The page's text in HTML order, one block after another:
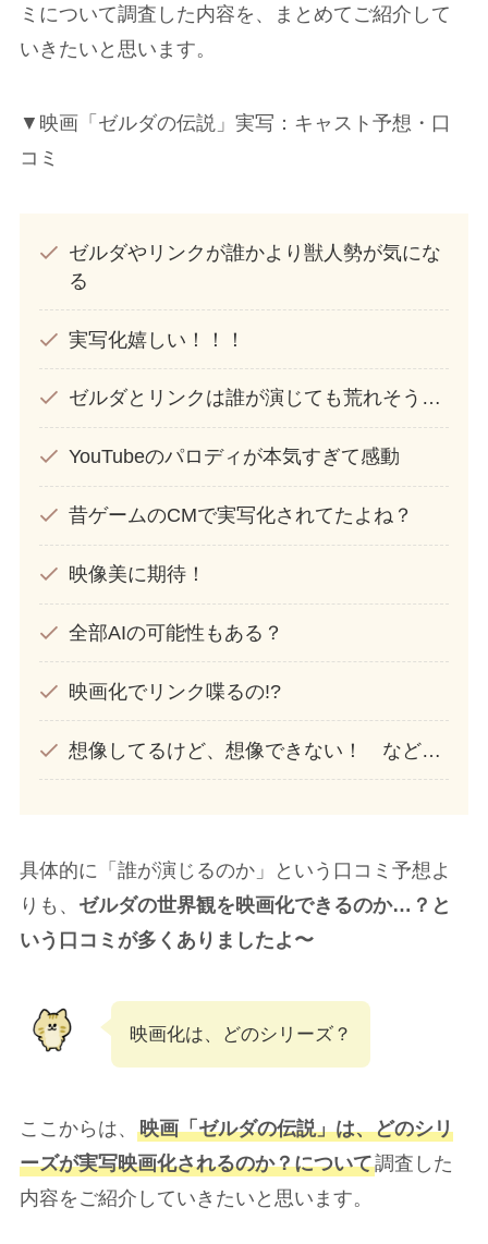
ミについて調査した内容を、まとめてご紹介して
いきたいと思います。
▼映画「ゼルダの伝説」実写：キャスト予想・口
コミ
ゼルダやリンクが誰かより獣人勢が気にな
る
実写化嬉しい！！！
ゼルダとリンクは誰が演じても荒れそう…
YouTubeのパロディが本気すぎて感動
昔ゲームのCMで実写化されてたよね？
映像美に期待！
全部AIの可能性もある？
映画化でリンク喋るの!?
想像してるけど、想像できない！ など…
具体的に「誰が演じるのか」という口コミ予想よ
りも、 ゼルダの世界観を映画化できるのか…？と
いう口コミが多くありましたよ〜
映画化は、どのシリーズ？
ここからは、 映画「ゼルダの伝説」は、どのシリ
ーズが実写映画化されるのか？について調査した
内容をご紹介していきたいと思います。